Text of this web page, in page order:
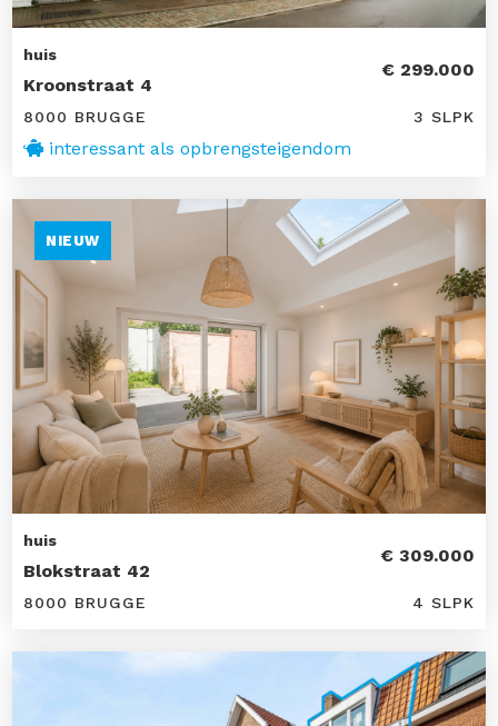
huis
Kroonstraat 4
€ 299.000
8000 BRUGGE 3 SLPK
interessant als opbrengsteigendom
NIEUW
huis
Blokstraat 42
€ 309.000
8000 BRUGGE 4 SLPK